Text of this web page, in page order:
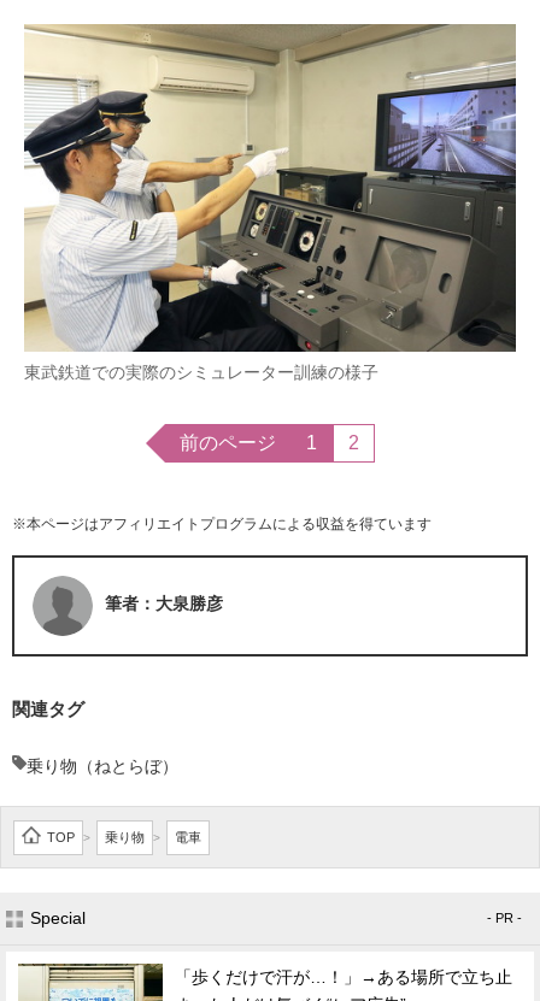
東武鉄道での実際のシミュレーター訓練の様子
前のページ 1 2
※本ページはアフィリエイトプログラムによる収益を得ています
筆者：大泉勝彦
関連タグ
乗り物（ねとらぼ）
TOP > 乗り物 > 電車
Special - PR -
「歩くだけで汗が…！」→ある場所で立ち止